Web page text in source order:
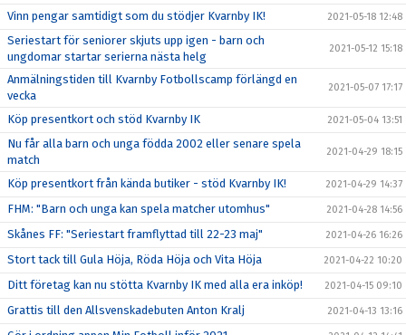
Vinn pengar samtidigt som du stödjer Kvarnby IK! 2021-05-18 12:48
Seriestart för seniorer skjuts upp igen - barn och
ungdomar startar serierna nästa helg
2021-05-12 15:18
Anmälningstiden till Kvarnby Fotbollscamp förlängd en
vecka
2021-05-07 17:17
Köp presentkort och stöd Kvarnby IK 2021-05-04 13:51
Nu får alla barn och unga födda 2002 eller senare spela
match
2021-04-29 18:15
Köp presentkort från kända butiker - stöd Kvarnby IK! 2021-04-29 14:37
FHM: "Barn och unga kan spela matcher utomhus" 2021-04-28 14:56
Skånes FF: "Seriestart framflyttad till 22-23 maj" 2021-04-26 16:26
Stort tack till Gula Höja, Röda Höja och Vita Höja 2021-04-22 10:20
Ditt företag kan nu stötta Kvarnby IK med alla era inköp! 2021-04-15 09:10
Grattis till den Allsvenskadebuten Anton Kralj 2021-04-13 13:16